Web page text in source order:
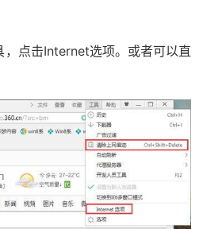
，点击Internet选项。或者可以直